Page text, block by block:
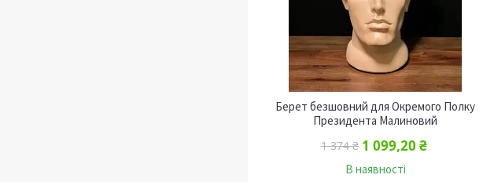
Берет безшовний для Окремого Полку
Президента Малиновий
1 374 ₴ 1 099,20 ₴
В наявності